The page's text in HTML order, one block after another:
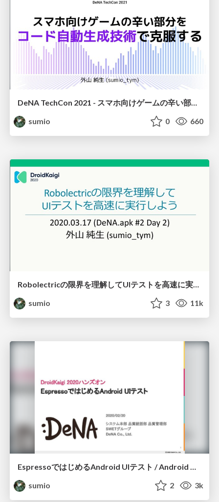
DeNA TechCon 2021 - スマホ向けゲームの辛い部分をコード自動生成技術で克服する / Overcoming the Painful Part of Smartphone Games Development with Automatic Code Generation
sumio
0 660
Robolectricの限界を理解してUIテストを高速に実行しよう / Let's run UI Test faster with understanding limit of Robolectric
sumio
3 11k
EspressoではじめるAndroid UIテスト / Android UI Testing Starting with Espresso
sumio
2 3k